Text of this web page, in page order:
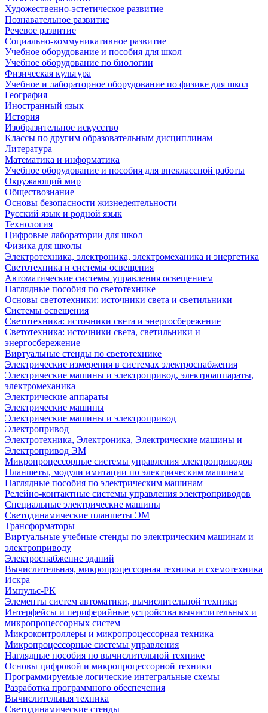
Художественно-эстетическое развитие
Познавательное развитие
Речевое развитие
Социально-коммуникативное развитие
Учебное оборудование и пособия для школ
Учебное оборудование по биологии
Физическая культура
Учебное и лабораторное оборудование по физике для школ
География
Иностранный язык
История
Изобразительное искусство
Классы по другим образовательным дисциплинам
Литература
Математика и информатика
Учебное оборудование и пособия для внеклассной работы
Окружающий мир
Обществознание
Основы безопасности жизнедеятельности
Русский язык и родной язык
Технология
Цифровые лаборатории для школ
Физика для школы
Электротехника, электроника, электромеханика и энергетика
Светотехника и системы освещения
Автоматические системы управления освещением
Наглядные пособия по светотехнике
Основы светотехники: источники света и светильники
Системы освещения
Светотехника: источники света и энергосбережение
Светотехника: источники света, светильники и
энергосбережение
Виртуальные стенды по светотехнике
Электрические измерения в системах электроснабжения
Электрические машины и электропривод, электроаппараты,
электромеханика
Электрические аппараты
Электрические машины
Электрические машины и электропривод
Электропривод
Электротехника, Электроника, Электрические машины и
Электропривод ЭМ
Микропроцессорные системы управления электроприводов
Планшеты, модули имитации по электрическим машинам
Наглядные пособия по электрическим машинам
Релейно-контактные системы управления электроприводов
Специальные электрические машины
Светодинамические планшеты ЭМ
Трансформаторы
Виртуальные учебные стенды по электрическим машинам и
электроприводу
Электроснабжение зданий
Вычислительная, микропроцессорная техника и схемотехника
Искра
Импульс-РК
Элементы систем автоматики, вычислительной техники
Интерфейсы и периферийные устройства вычислительных и
микропроцессорных систем
Микроконтроллеры и микропроцессорная техника
Микропроцессорные системы управления
Наглядные пособия по вычислительной технике
Основы цифровой и микропроцессорной техники
Программируемые логические интегральные схемы
Разработка программного обеспечения
Вычислительная техника
Светодинамические стенды